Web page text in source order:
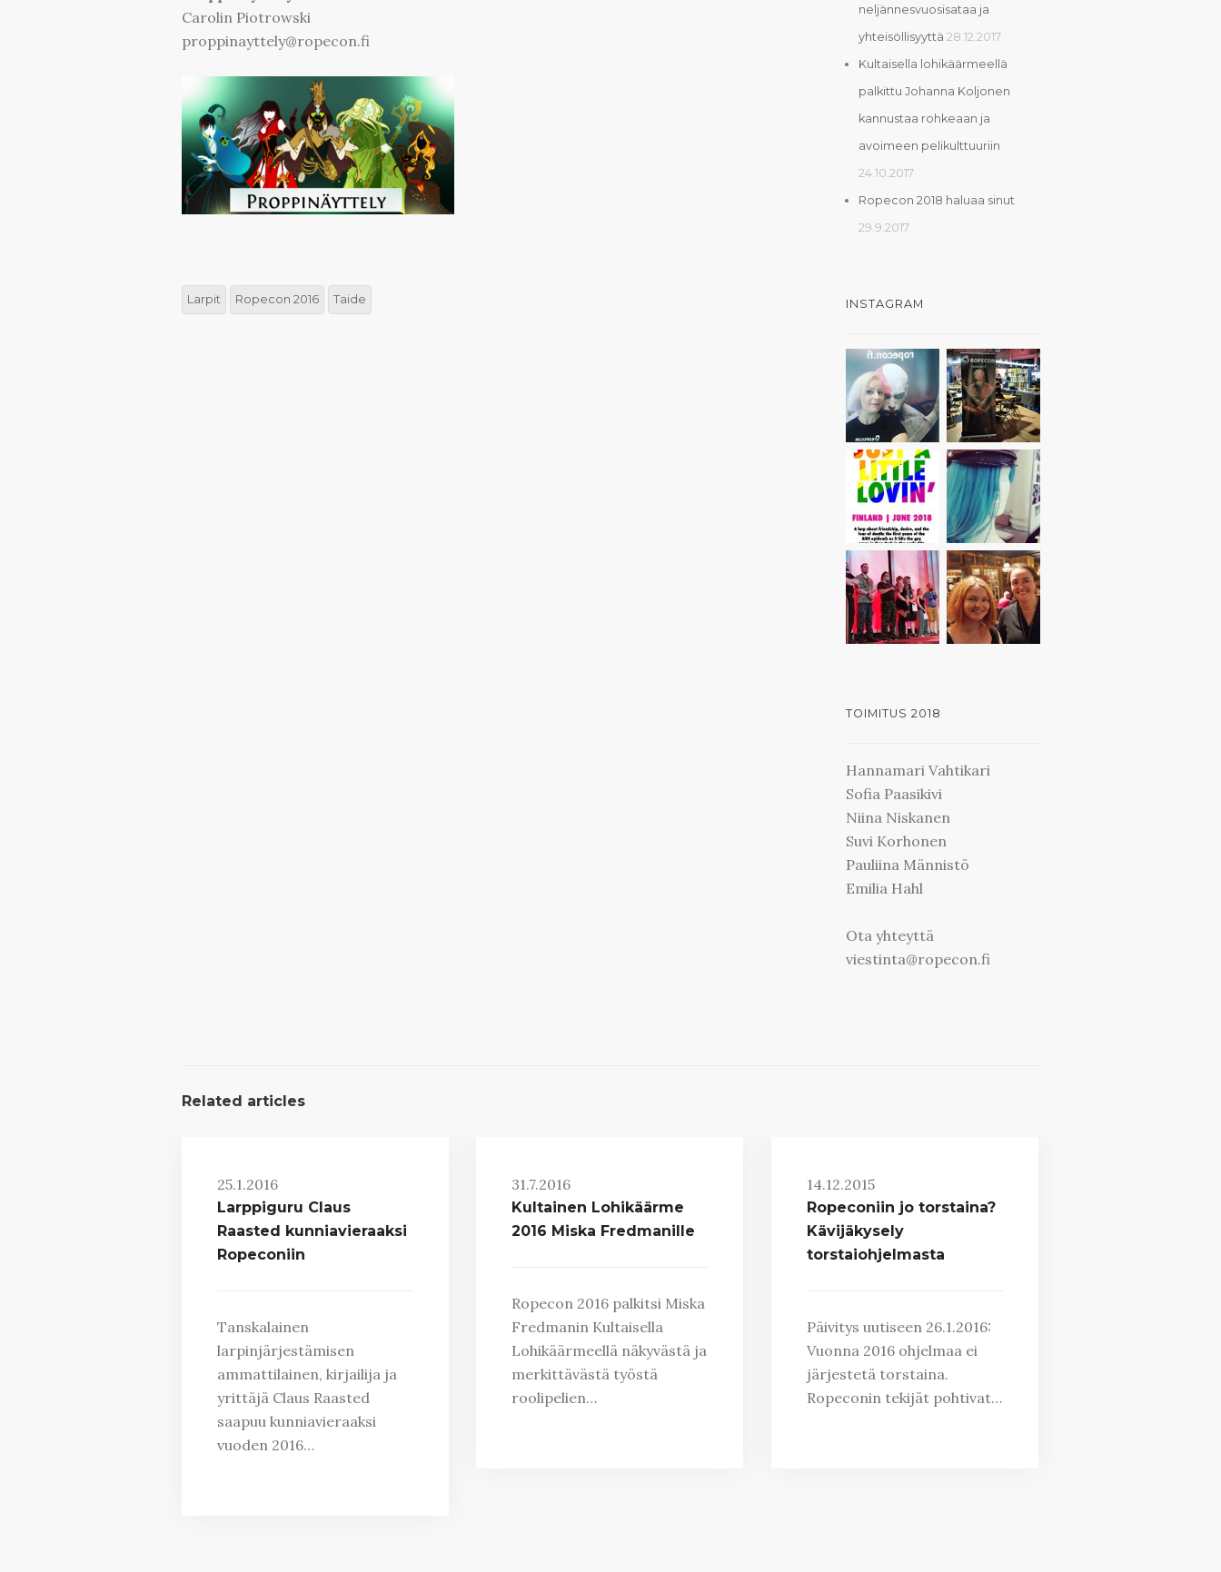
Carolin Piotrowski
proppinayttely@ropecon.fi
Larpit Ropecon 2016 Taide
neljännesvuosisataa ja
yhteisöllisyyttä 28.12.2017
Kultaisella lohikäärmeellä
palkittu Johanna Koljonen
kannustaa rohkeaan ja
avoimeen pelikulttuuriin
24.10.2017
Ropecon 2018 haluaa sinut
29.9.2017
INSTAGRAM
TOIMITUS 2018
Hannamari Vahtikari
Sofia Paasikivi
Niina Niskanen
Suvi Korhonen
Pauliina Männistö
Emilia Hahl
Ota yhteyttä
viestinta@ropecon.fi
Related articles
25.1.2016
Larppiguru Claus
Raasted kunniavieraaksi
Ropeconiin
Tanskalainen
larpinjärjestämisen
ammattilainen, kirjailija ja
yrittäjä Claus Raasted
saapuu kunniavieraaksi
vuoden 2016…
31.7.2016
Kultainen Lohikäärme
2016 Miska Fredmanille
Ropecon 2016 palkitsi Miska
Fredmanin Kultaisella
Lohikäärmeellä näkyvästä ja
merkittävästä työstä
roolipelien…
14.12.2015
Ropeconiin jo torstaina?
Kävijäkysely
torstaiohjelmasta
Päivitys uutiseen 26.1.2016:
Vuonna 2016 ohjelmaa ei
järjestetä torstaina.
Ropeconin tekijät pohtivat…